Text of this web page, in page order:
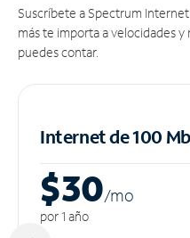
Suscríbete a Spectrum
más te importa a velocidades
puedes contar.
Internet de 100
$30/mo
por 1 año